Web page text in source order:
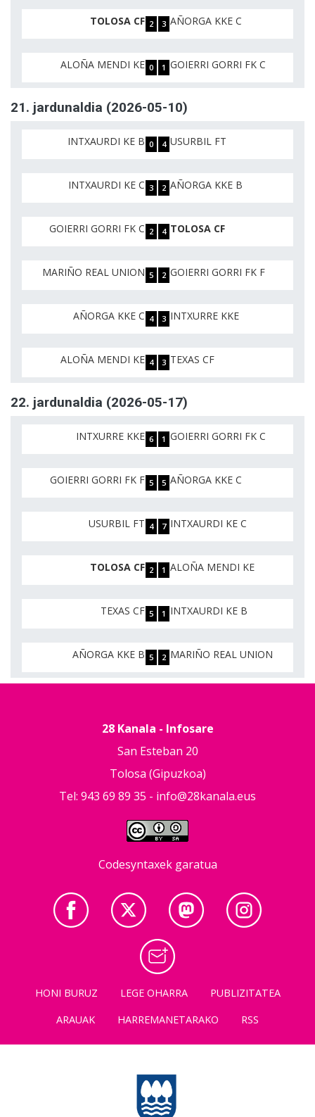
TOLOSA CF 2 3 AÑORGA KKE C
ALOÑA MENDI KE 0 1 GOIERRI GORRI FK C
21. jardunaldia (2026-05-10)
INTXAURDI KE B 0 4 USURBIL FT
INTXAURDI KE C 3 2 AÑORGA KKE B
GOIERRI GORRI FK C 2 4 TOLOSA CF
MARIÑO REAL UNION 5 2 GOIERRI GORRI FK F
AÑORGA KKE C 4 3 INTXURRE KKE
ALOÑA MENDI KE 4 3 TEXAS CF
22. jardunaldia (2026-05-17)
INTXURRE KKE 6 1 GOIERRI GORRI FK C
GOIERRI GORRI FK F 5 5 AÑORGA KKE C
USURBIL FT 4 7 INTXAURDI KE C
TOLOSA CF 2 1 ALOÑA MENDI KE
TEXAS CF 5 1 INTXAURDI KE B
AÑORGA KKE B 5 2 MARIÑO REAL UNION
28 Kanala - Infosare
San Esteban 20
Tolosa (Gipuzkoa)
Tel: 943 69 89 35 - info@28kanala.eus
Codesyntaxek garatua
HONI BURUZ LEGE OHARRA
PUBLIZITATEA
ARAUAK
HARREMANETARAKO RSS